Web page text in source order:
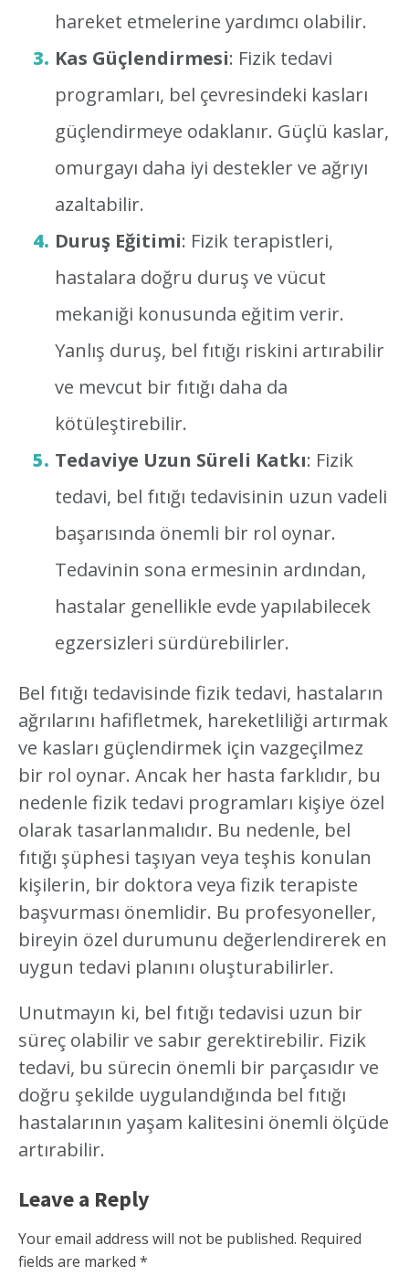
hareket etmelerine yardımcı olabilir.
Kas Güçlendirmesi: Fizik tedavi
programları, bel çevresindeki kasları
güçlendirmeye odaklanır. Güçlü kaslar,
omurgayı daha iyi destekler ve ağrıyı
azaltabilir.
Duruş Eğitimi: Fizik terapistleri,
hastalara doğru duruş ve vücut
mekaniği konusunda eğitim verir.
Yanlış duruş, bel fıtığı riskini artırabilir
ve mevcut bir fıtığı daha da
kötüleştirebilir.
Tedaviye Uzun Süreli Katkı: Fizik
tedavi, bel fıtığı tedavisinin uzun vadeli
başarısında önemli bir rol oynar.
Tedavinin sona ermesinin ardından,
hastalar genellikle evde yapılabilecek
egzersizleri sürdürebilirler.
Bel fıtığı tedavisinde fizik tedavi, hastaların
ağrılarını hafifletmek, hareketliliği artırmak
ve kasları güçlendirmek için vazgeçilmez
bir rol oynar. Ancak her hasta farklıdır, bu
nedenle fizik tedavi programları kişiye özel
olarak tasarlanmalıdır. Bu nedenle, bel
fıtığı şüphesi taşıyan veya teşhis konulan
kişilerin, bir doktora veya fizik terapiste
başvurması önemlidir. Bu profesyoneller,
bireyin özel durumunu değerlendirerek en
uygun tedavi planını oluşturabilirler.
Unutmayın ki, bel fıtığı tedavisi uzun bir
süreç olabilir ve sabır gerektirebilir. Fizik
tedavi, bu sürecin önemli bir parçasıdır ve
doğru şekilde uygulandığında bel fıtığı
hastalarının yaşam kalitesini önemli ölçüde
artırabilir.
Leave a Reply
Your email address will not be published. Required
fields are marked *